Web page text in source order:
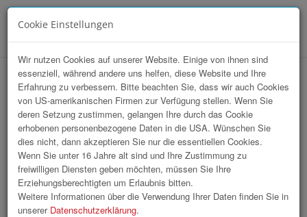
hr-lounge Ost zu Gast bei IBM
Cookie Einstellungen
Wir nutzen Cookies auf unserer Website. Einige von ihnen sind
essenziell, während andere uns helfen, diese Website und Ihre
Erfahrung zu verbessern. Bitte beachten Sie, dass wir auch Cookies
von US-amerikanischen Firmen zur Verfügung stellen. Wenn Sie
deren Setzung zustimmen, gelangen Ihre durch das Cookie
erhobenen personenbezogene Daten in die USA. Wünschen Sie
dies nicht, dann akzeptieren Sie nur die essentiellen Cookies.
Wenn Sie unter 16 Jahre alt sind und Ihre Zustimmung zu
freiwilligen Diensten geben möchten, müssen Sie Ihre
Erziehungsberechtigten um Erlaubnis bitten.
Weitere Informationen über die Verwendung Ihrer Daten finden Sie in
unserer Datenschutzerklärung.